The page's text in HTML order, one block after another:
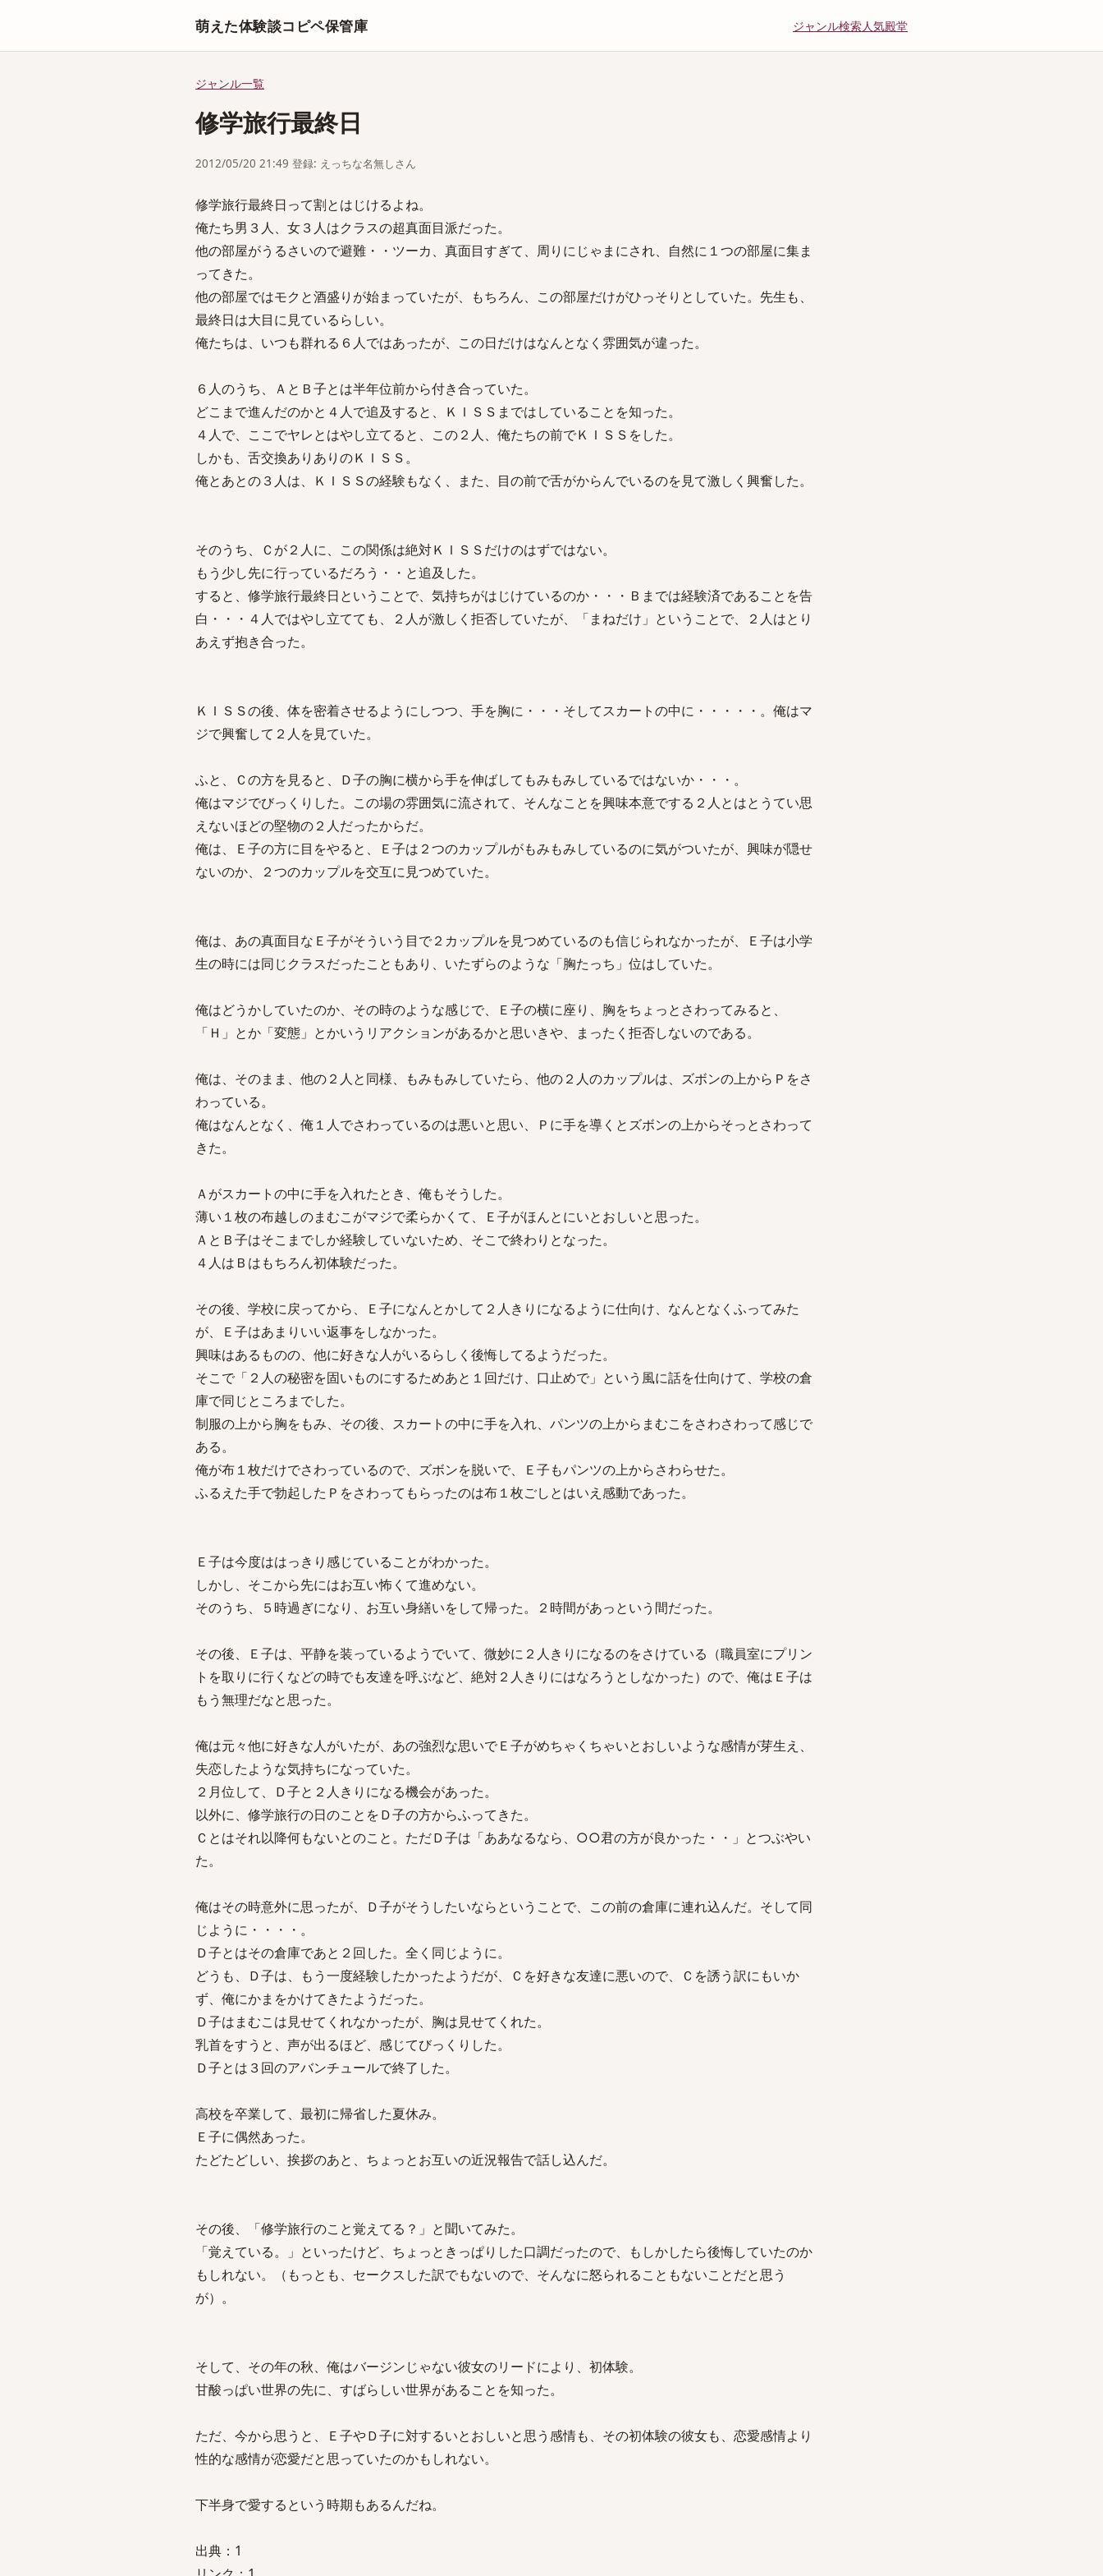
萌えた体験談コピペ保管庫 ジャンル検索人気殿堂
ジャンル一覧
修学旅行最終日
2012/05/20 21:49 登録: えっちな名無しさん
修学旅行最終日って割とはじけるよね。
俺たち男３人、女３人はクラスの超真面目派だった。
他の部屋がうるさいので避難・・ツーカ、真面目すぎて、周りにじゃまにされ、自然に１つの部屋に集ま
ってきた。
他の部屋ではモクと酒盛りが始まっていたが、もちろん、この部屋だけがひっそりとしていた。先生も、
最終日は大目に見ているらしい。
俺たちは、いつも群れる６人ではあったが、この日だけはなんとなく雰囲気が違った。
６人のうち、ＡとＢ子とは半年位前から付き合っていた。
どこまで進んだのかと４人で追及すると、ＫＩＳＳまではしていることを知った。
４人で、ここでヤレとはやし立てると、この２人、俺たちの前でＫＩＳＳをした。
しかも、舌交換ありありのＫＩＳＳ。
俺とあとの３人は、ＫＩＳＳの経験もなく、また、目の前で舌がからんでいるのを見て激しく興奮した。
そのうち、Ｃが２人に、この関係は絶対ＫＩＳＳだけのはずではない。
もう少し先に行っているだろう・・と追及した。
すると、修学旅行最終日ということで、気持ちがはじけているのか・・・Ｂまでは経験済であることを告
白・・・４人ではやし立てても、２人が激しく拒否していたが、「まねだけ」ということで、２人はとり
あえず抱き合った。
ＫＩＳＳの後、体を密着させるようにしつつ、手を胸に・・・そしてスカートの中に・・・・・。俺はマ
ジで興奮して２人を見ていた。
ふと、Ｃの方を見ると、Ｄ子の胸に横から手を伸ばしてもみもみしているではないか・・・。
俺はマジでびっくりした。この場の雰囲気に流されて、そんなことを興味本意でする２人とはとうてい思
えないほどの堅物の２人だったからだ。
俺は、Ｅ子の方に目をやると、Ｅ子は２つのカップルがもみもみしているのに気がついたが、興味が隠せ
ないのか、２つのカップルを交互に見つめていた。
俺は、あの真面目なＥ子がそういう目で２カップルを見つめているのも信じられなかったが、Ｅ子は小学
生の時には同じクラスだったこともあり、いたずらのような「胸たっち」位はしていた。
俺はどうかしていたのか、その時のような感じで、Ｅ子の横に座り、胸をちょっとさわってみると、
「Ｈ」とか「変態」とかいうリアクションがあるかと思いきや、まったく拒否しないのである。
俺は、そのまま、他の２人と同様、もみもみしていたら、他の２人のカップルは、ズボンの上からＰをさ
わっている。
俺はなんとなく、俺１人でさわっているのは悪いと思い、Ｐに手を導くとズボンの上からそっとさわって
きた。
Ａがスカートの中に手を入れたとき、俺もそうした。
薄い１枚の布越しのまむこがマジで柔らかくて、Ｅ子がほんとにいとおしいと思った。
ＡとＢ子はそこまでしか経験していないため、そこで終わりとなった。
４人はＢはもちろん初体験だった。
その後、学校に戻ってから、Ｅ子になんとかして２人きりになるように仕向け、なんとなくふってみた
が、Ｅ子はあまりいい返事をしなかった。
興味はあるものの、他に好きな人がいるらしく後悔してるようだった。
そこで「２人の秘密を固いものにするためあと１回だけ、口止めで」という風に話を仕向けて、学校の倉
庫で同じところまでした。
制服の上から胸をもみ、その後、スカートの中に手を入れ、パンツの上からまむこをさわさわって感じで
ある。
俺が布１枚だけでさわっているので、ズボンを脱いで、Ｅ子もパンツの上からさわらせた。
ふるえた手で勃起したＰをさわってもらったのは布１枚ごしとはいえ感動であった。
Ｅ子は今度ははっきり感じていることがわかった。
しかし、そこから先にはお互い怖くて進めない。
そのうち、５時過ぎになり、お互い身繕いをして帰った。２時間があっという間だった。
その後、Ｅ子は、平静を装っているようでいて、微妙に２人きりになるのをさけている（職員室にプリン
トを取りに行くなどの時でも友達を呼ぶなど、絶対２人きりにはなろうとしなかった）ので、俺はＥ子は
もう無理だなと思った。
俺は元々他に好きな人がいたが、あの強烈な思いでＥ子がめちゃくちゃいとおしいような感情が芽生え、
失恋したような気持ちになっていた。
２月位して、Ｄ子と２人きりになる機会があった。
以外に、修学旅行の日のことをＤ子の方からふってきた。
Ｃとはそれ以降何もないとのこと。ただＤ子は「ああなるなら、○○君の方が良かった・・」とつぶやい
た。
俺はその時意外に思ったが、Ｄ子がそうしたいならということで、この前の倉庫に連れ込んだ。そして同
じように・・・・。
Ｄ子とはその倉庫であと２回した。全く同じように。
どうも、Ｄ子は、もう一度経験したかったようだが、Ｃを好きな友達に悪いので、Ｃを誘う訳にもいか
ず、俺にかまをかけてきたようだった。
Ｄ子はまむこは見せてくれなかったが、胸は見せてくれた。
乳首をすうと、声が出るほど、感じてびっくりした。
Ｄ子とは３回のアバンチュールで終了した。
高校を卒業して、最初に帰省した夏休み。
Ｅ子に偶然あった。
たどたどしい、挨拶のあと、ちょっとお互いの近況報告で話し込んだ。
その後、「修学旅行のこと覚えてる？」と聞いてみた。
「覚えている。」といったけど、ちょっときっぱりした口調だったので、もしかしたら後悔していたのか
もしれない。（もっとも、セークスした訳でもないので、そんなに怒られることもないことだと思う
が）。
そして、その年の秋、俺はバージンじゃない彼女のリードにより、初体験。
甘酸っぱい世界の先に、すばらしい世界があることを知った。
ただ、今から思うと、Ｅ子やＤ子に対するいとおしいと思う感情も、その初体験の彼女も、恋愛感情より
性的な感情が恋愛だと思っていたのかもしれない。
下半身で愛するという時期もあるんだね。
出典：1